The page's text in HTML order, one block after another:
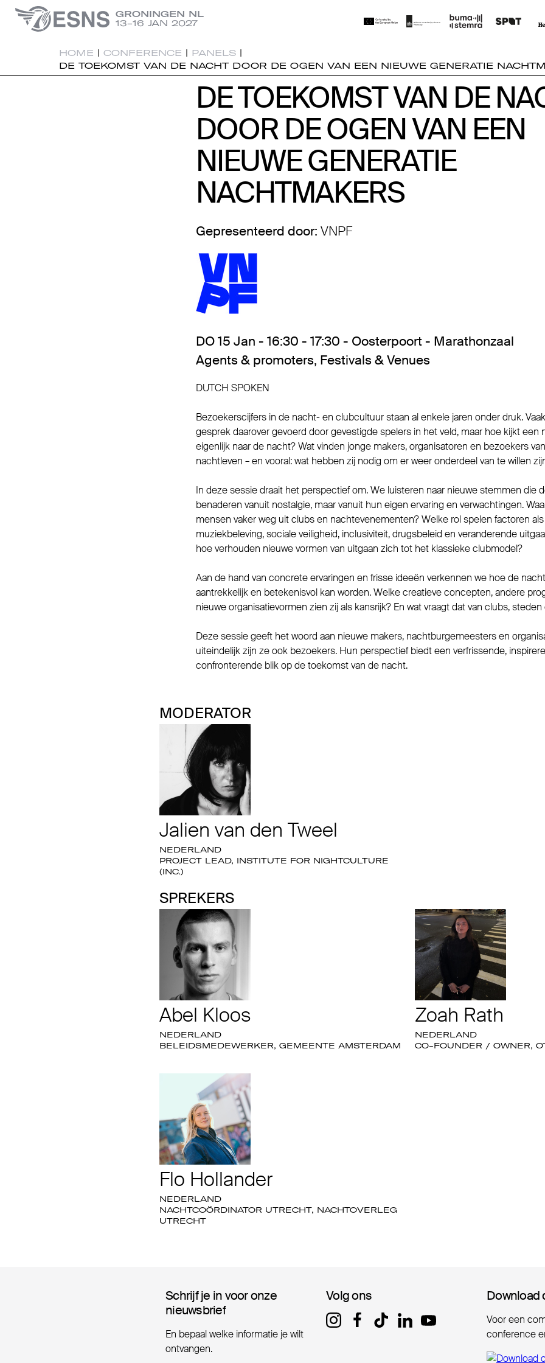
GRONINGEN NL
13-16 JAN 2027
HOME | CONFERENCE | PANELS |
DE TOEKOMST VAN DE NACHT DOOR DE OGEN VAN EEN NIEUWE GENERATIE
DE TOEKOMST VAN DE
DE TOEKOMST VAN DE
DOOR DE OGEN VAN EEN
DOOR DE OGEN VAN EEN
NIEUWE GENERATIE
NIEUWE GENERATIE
NACHTMAKERS
NACHTMAKERS
Gepresenteerd door: VNPF
DO 15 Jan - 16:30 - 17:30 - Oosterpoort - Marathonzaal
Agents & promoters, Festivals & Venues
DUTCH SPOKEN
Bezoekerscijfers in de nacht- en clubcultuur staan al enkele jaren onder druk.
gesprek daarover gevoerd door gevestigde spelers in het veld, maar hoe kijkt een
eigenlijk naar de nacht? Wat vinden jonge makers, organisatoren en bezoekers
nachtleven – en vooral: wat hebben zij nodig om er weer onderdeel van te willen
In deze sessie draait het perspectief om. We luisteren naar nieuwe stemmen die
benaderen vanuit nostalgie, maar vanuit hun eigen ervaring en verwachtingen.
mensen vaker weg uit clubs en nachtevenementen? Welke rol spelen factoren
muziekbeleving, sociale veiligheid, inclusiviteit, drugsbeleid en veranderende
hoe verhouden nieuwe vormen van uitgaan zich tot het klassieke clubmodel?
Aan de hand van concrete ervaringen en frisse ideeën verkennen we hoe de
aantrekkelijk en betekenisvol kan worden. Welke creatieve concepten, andere
nieuwe organisatievormen zien zij als kansrijk? En wat vraagt dat van clubs,
Deze sessie geeft het woord aan nieuwe makers, nachtburgemeesters en
uiteindelijk zijn ze ook bezoekers. Hun perspectief biedt een verfrissende,
confronterende blik op de toekomst van de nacht.
MODERATOR
Jalien van den Tweel
NEDERLAND
PROJECT LEAD, INSTITUTE FOR NIGHTCULTURE
(INC.)
SPREKERS
Abel Kloos
NEDERLAND
BELEIDSMEDEWERKER, GEMEENTE AMSTERDAM
Zoah Rath
NEDERLAND
CO-FOUNDER / OWNER,
Flo Hollander
NEDERLAND
NACHTCOÖRDINATOR UTRECHT, NACHTOVERLEG
UTRECHT
Schrijf je in voor onze
Schrijf je in voor onze
nieuwsbrief
nieuwsbrief
En bepaal welke informatie je wilt
ontvangen.
Volg ons
Volg ons Download
Download
Voor een
conference